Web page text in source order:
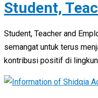
Student,
Student, Teacher and
semangat untuk terus
kontribusi positif di